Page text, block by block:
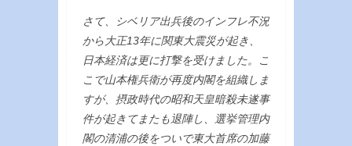
さて、シベリア出兵後のインフレ不況
から大正13年に関東大震災が起き、
日本経済は更に打撃を受けました。こ
こで山本権兵衛が再度内閣を組織しま
すが、摂政時代の昭和天皇暗殺未遂事
件が起きてまたも退陣し、選挙管理内
閣の清浦の後をついで東大首席の加藤